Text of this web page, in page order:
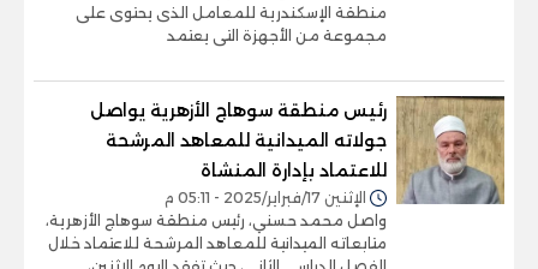
منطقة الإسكندرية للمعامل الذى يحتوى على
مجموعة من الأجهزة التى يعتمد
رئيس منطقة سوهاج الأزهرية يواصل
جولاته الميدانية للمعاهد المرشحة
للاعتماد بإدارة المنشاة
الإثنين 17/فبراير/2025 - 05:11 م
واصل محمد حسني، رئيس منطقة سوهاج الأزهرية،
متابعاته الميدانية للمعاهد المرشحة للاعتماد خلال